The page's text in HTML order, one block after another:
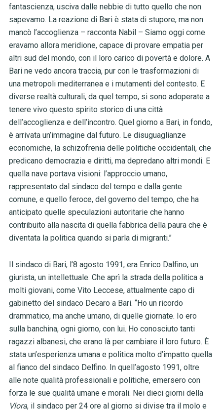
fantascienza, usciva dalle nebbie di tutto quello che non
sapevamo. La reazione di Bari è stata di stupore, ma non
mancò l’accoglienza – racconta Nabil – Siamo oggi come
eravamo allora meridione, capace di provare empatia per
altri sud del mondo, con il loro carico di povertà e dolore. A
Bari ne vedo ancora traccia, pur con le trasformazioni di
una metropoli mediterranea e i mutamenti del contesto. E
diverse realtà culturali, da quel tempo, si sono adoperate a
tenere vivo questo spirito storico di una città
dell’accoglienza e dell’incontro. Quel giorno a Bari, in fondo,
è arrivata un’immagine dal futuro. Le disuguaglianze
economiche, la schizofrenia delle politiche occidentali, che
predicano democrazia e diritti, ma depredano altri mondi. E
quella nave portava visioni: l’approccio umano,
rappresentato dal sindaco del tempo e dalla gente
comune, e quello feroce, del governo del tempo, che ha
anticipato quelle speculazioni autoritarie che hanno
contribuito alla nascita di quella fabbrica della paura che è
diventata la politica quando si parla di migranti.”
Il sindaco di Bari, l’8 agosto 1991, era Enrico Dalfino, un
giurista, un intellettuale. Che aprì la strada della politica a
molti giovani, come Vito Leccese, attualmente capo di
gabinetto del sindaco Decaro a Bari. “Ho un ricordo
drammatico, ma anche umano, di quelle giornate. Io ero
sulla banchina, ogni giorno, con lui. Ho conosciuto tanti
ragazzi albanesi, che erano là per cambiare il loro futuro. È
stata un’esperienza umana e politica molto d’impatto quella
al fianco del sindaco Delfino. In quell’agosto 1991, oltre
alle note qualità professionali e politiche, emersero con
forza le sue qualità umane e morali. Nei dieci giorni della
Vlora, il sindaco per 24 ore al giorno si divise tra il molo e